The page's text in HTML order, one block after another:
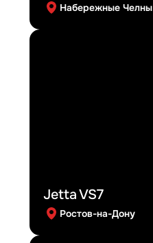
Набережные Челны
Jetta VS7
Ростов-на-Дону